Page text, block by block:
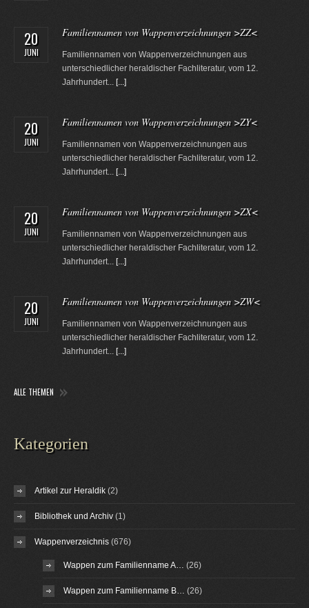
20
JUNI
Familiennamen von Wappenverzeichnungen >ZZ<
Familiennamen von Wappenverzeichnungen aus
unterschiedlicher heraldischer Fachliteratur, vom 12.
Jahrhundert... [...]
20
JUNI
Familiennamen von Wappenverzeichnungen >ZY<
Familiennamen von Wappenverzeichnungen aus
unterschiedlicher heraldischer Fachliteratur, vom 12.
Jahrhundert... [...]
20
JUNI
Familiennamen von Wappenverzeichnungen >ZX<
Familiennamen von Wappenverzeichnungen aus
unterschiedlicher heraldischer Fachliteratur, vom 12.
Jahrhundert... [...]
20
JUNI
Familiennamen von Wappenverzeichnungen >ZW<
Familiennamen von Wappenverzeichnungen aus
unterschiedlicher heraldischer Fachliteratur, vom 12.
Jahrhundert... [...]
ALLE THEMEN
Kategorien
Artikel zur Heraldik (2)
Bibliothek und Archiv (1)
Wappenverzeichnis (676)
Wappen zum Familienname A… (26)
Wappen zum Familienname B… (26)